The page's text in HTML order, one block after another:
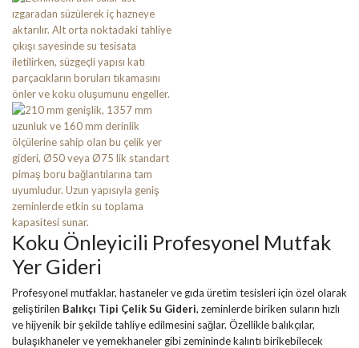
Koku Önleyicili Profesyonel Mutfak
Yer Gideri
Profesyonel mutfaklar, hastaneler ve gıda üretim tesisleri için özel olarak
geliştirilen Balıkçı Tipi Çelik Su Gideri, zeminlerde biriken suların hızlı
ve hijyenik bir şekilde tahliye edilmesini sağlar. Özellikle balıkçılar,
bulaşıkhaneler ve yemekhaneler gibi zemininde kalıntı birikebilecek